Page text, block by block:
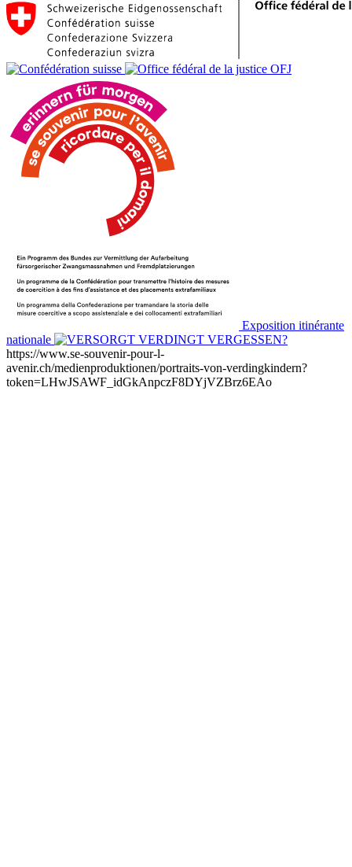
Exposition itinérante
nationale
https://www.se-souvenir-pour-l-
avenir.ch/medienproduktionen/portraits-von-verdingkindern?
token=LHwJSAWF_idGkAnpczF8DYjVZBrz6EAo